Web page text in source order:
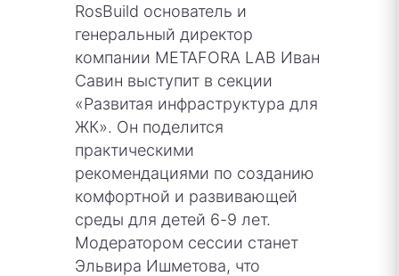
RosBuild основатель и
генеральный директор
компании METAFORA LAB Иван
Савин выступит в секции
«Развитая инфраструктура для
ЖК». Он поделится
практическими
рекомендациями по созданию
комфортной и развивающей
среды для детей 6-9 лет.
Модератором сессии станет
Эльвира Ишметова, что